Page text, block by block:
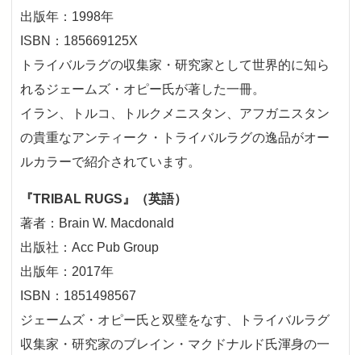
出版年：1998年
ISBN：185669125X
トライバルラグの収集家・研究家として世界的に知ら
れるジェームズ・オピー氏が著した一冊。
イラン、トルコ、トルクメニスタン、アフガニスタン
の貴重なアンティーク・トライバルラグの逸品がオー
ルカラーで紹介されています。
『TRIBAL RUGS』（英語）
著者：Brain W. Macdonald
出版社：Acc Pub Group
出版年：2017年
ISBN：1851498567
ジェームズ・オピー氏と双璧をなす、トライバルラグ
収集家・研究家のブレイン・マクドナルド氏渾身の一